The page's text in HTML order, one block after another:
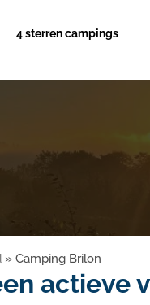
4 sterren campings
» Camping Brilon
actieve